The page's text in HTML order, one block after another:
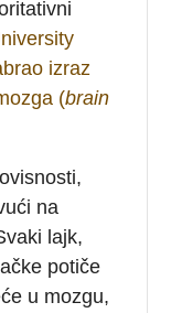
izraz
(brain
na
lajk,
potiče
u mozgu,